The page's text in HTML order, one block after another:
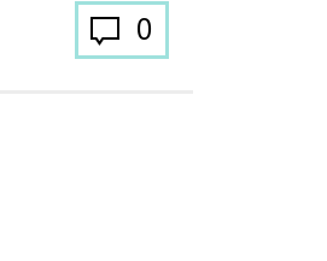
0